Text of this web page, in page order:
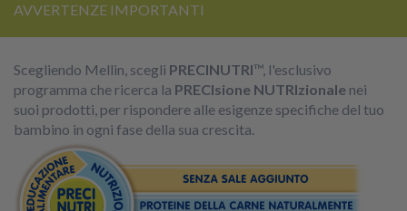
AVVERTENZE IMPORTANTI
Scegliendo Mellin, scegli PRECINUTRI™, l'esclusivo
programma che ricerca la PRECIsione NUTRIzionale nei
suoi prodotti, per rispondere alle esigenze specifiche del tuo
bambino in ogni fase della sua crescita.